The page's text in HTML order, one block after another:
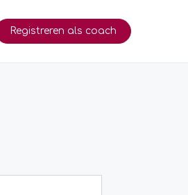
Registreren als coach